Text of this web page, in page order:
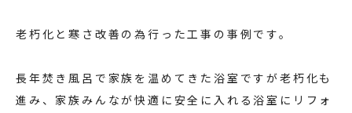
老朽化と寒さ改善の為行った工事の事例です。
長年焚き風呂で家族を温めてきた浴室ですが老朽化も
進み、家族みんなが快適に安全に入れる浴室にリフォ